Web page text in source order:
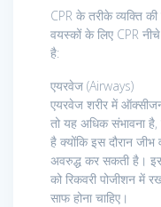
CPR के तरीके व्यक्ति
वयस्कों के लिए CPR
है:
एयरवेज (Airways)
एयरवेज शरीर में
तो यह अधिक संभावना
है क्योंकि इस दौरान
अवरुद्ध कर सकती है।
को रिकवरी पोजीशन में
साफ होना चाहिए।